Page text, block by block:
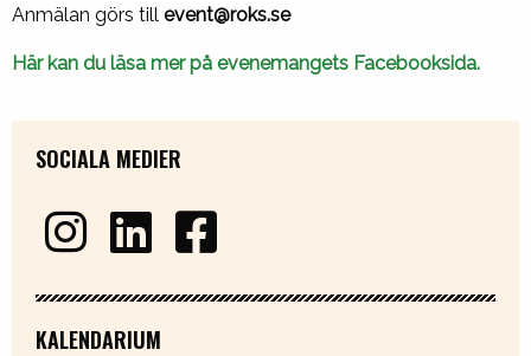
Anmälan görs till event@roks.se
Här kan du läsa mer på evenemangets Facebooksida.
SOCIALA MEDIER
KALENDARIUM